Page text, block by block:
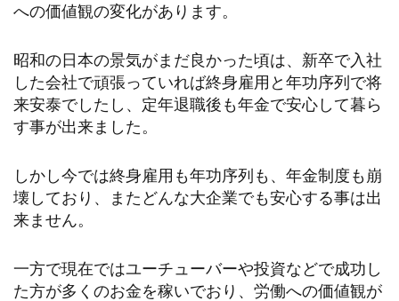
への価値観の変化があります。
昭和の日本の景気がまだ良かった頃は、新卒で入社
した会社で頑張っていれば終身雇用と年功序列で将
来安泰でしたし、定年退職後も年金で安心して暮ら
す事が出来ました。
しかし今では終身雇用も年功序列も、年金制度も崩
壊しており、またどんな大企業でも安心する事は出
来ません。
一方で現在ではユーチューバーや投資などで成功し
た方が多くのお金を稼いでおり、労働への価値観が